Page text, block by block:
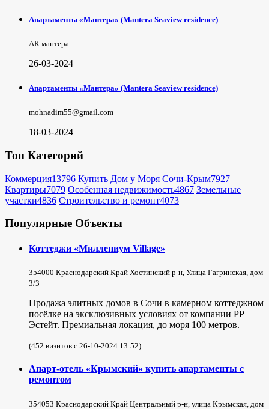
Апартаменты «Мантера» (Mantera Seaview rеsidence)
АК мантера
26-03-2024
Апартаменты «Мантера» (Mantera Seaview rеsidence)
mohnadim55@gmail.com
18-03-2024
Топ Категорий
Коммерция13796 Купить Дом у Моря Сочи-Крым7927
Квартиры7079 Особенная недвижимость4867 Земельные
участки4836 Строительство и ремонт4073
Популярные Объекты
Коттеджи «Миллениум Village»
354000 Краснодарский Край Хостинский р-н, Улица Гагринская, дом
3/3
Продажа элитных домов в Сочи в камерном коттеджном
посёлке на эксклюзивных условиях от компании РР
Эстейт. Премиальная локация, до моря 100 метров.
(452 визитов с 26-10-2024 13:52)
Апарт-отель «Крымский» купить апартаменты с
ремонтом
354053 Краснодарский Край Центральный р-н, улица Крымская, дом